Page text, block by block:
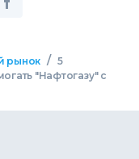
рынок / 5
"Нафтогазу" с